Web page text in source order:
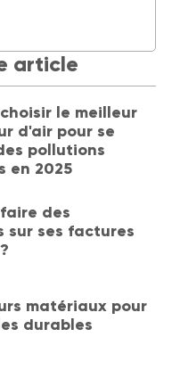
article
le meilleur
d'air pour se
pollutions
en 2025
des
sur ses factures
matériaux pour
durables